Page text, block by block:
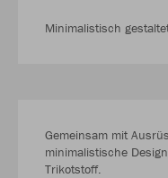
Minimalistisch
Gemeinsam mit
minimalistische
Trikotstoff.